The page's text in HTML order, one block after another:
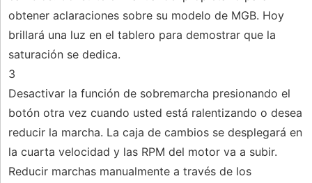
obtener aclaraciones sobre su modelo de MGB. Hoy
brillará una luz en el tablero para demostrar que la
saturación se dedica.
3
Desactivar la función de sobremarcha presionando el
botón otra vez cuando usted está ralentizando o desea
reducir la marcha. La caja de cambios se desplegará en
la cuarta velocidad y las RPM del motor va a subir.
Reducir marchas manualmente a través de los